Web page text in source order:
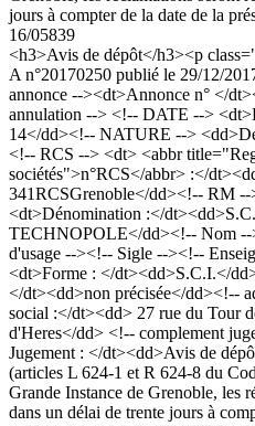
jours à compter de la date de la
16/05839
<h3>Avis de dépôt</h3><p
A n°20170250 publié le 29/12/
annonce --><dt>Annonce n° </
annulation --> <!-- DATE -->
14</dd><!-- NATURE -->
<!-- RCS --> <dt> <abbr
sociétés">n°RCS</abbr> :</
341RCSGrenoble</dd><!-- RM
<dt>Dénomination :</
TECHNOPOLE</dd><!-- Nom
d'usage --><!-- Sigle --><!--
<dt>Forme : </dt><dd>S.C.I.</
</dt><dd>non précisée</dd><!--
social :</dt><dd> 27 rue du Tour
d'Heres</dd> <!-- complement
Jugement : </dt><dd>Avis de
(articles L 624-1 et R 624-8 du
Grande Instance de Grenoble, les
dans un délai de trente jours à